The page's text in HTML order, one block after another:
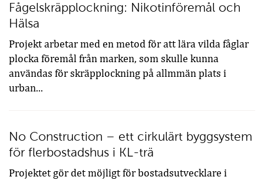
Fågelskräpplockning: Nikotinföremål och
Hälsa
Projekt arbetar med en metod för att lära vilda fåglar
plocka föremål från marken, som skulle kunna
användas för skräpplockning på allmmän plats i
urban...
No Construction – ett cirkulärt byggsystem
för flerbostadshus i KL-trä
Projektet gör det möjligt för bostadsutvecklare i